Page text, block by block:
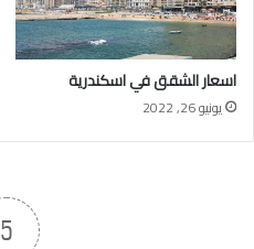
اسعار الشقق في اسكندرية
يونيو 26, 2022
5